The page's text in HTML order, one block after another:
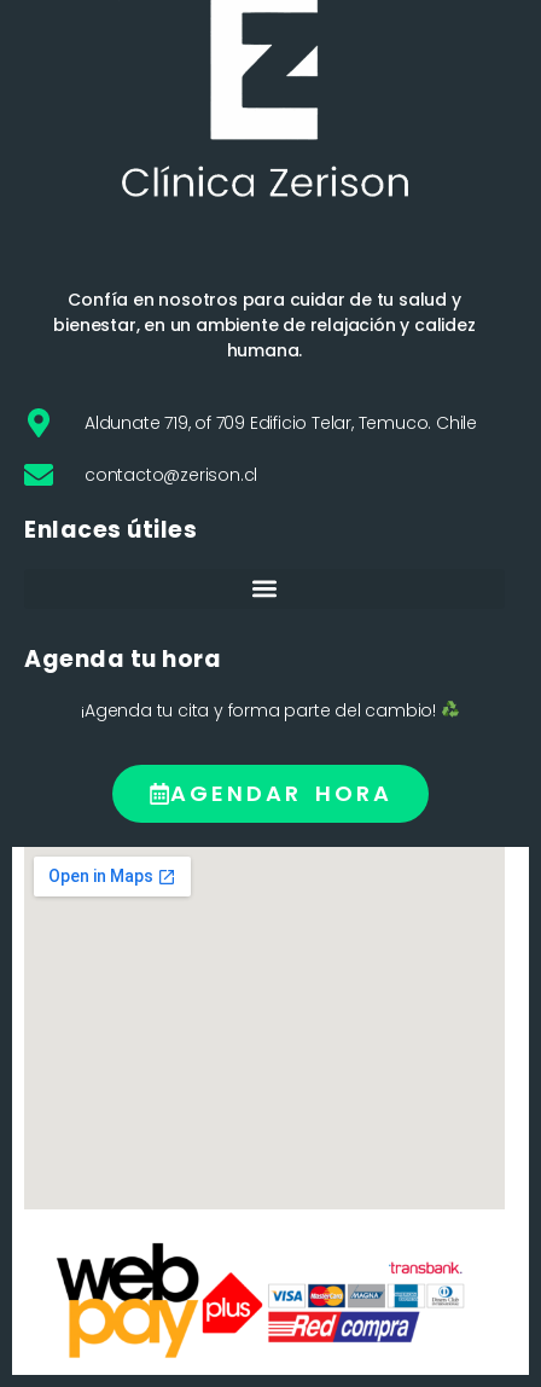
Confía en nosotros para cuidar de tu salud y
bienestar, en un ambiente de relajación y calidez
humana.
Aldunate 719, of 709 Edificio Telar, Temuco. Chile
contacto@zerison.cl
Enlaces útiles
Agenda tu hora
¡Agenda tu cita y forma parte del cambio!
AGENDAR HORA